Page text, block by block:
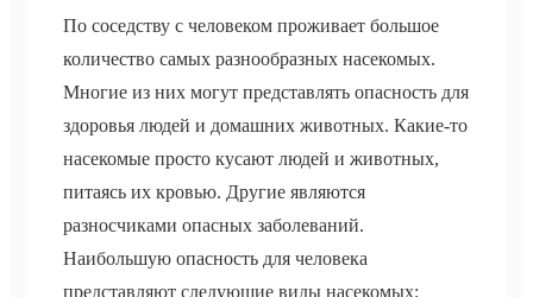
По соседству с человеком проживает большое
количество самых разнообразных насекомых.
Многие из них могут представлять опасность для
здоровья людей и домашних животных. Какие-то
насекомые просто кусают людей и животных,
питаясь их кровью. Другие являются
разносчиками опасных заболеваний.
Наибольшую опасность для человека
представляют следующие виды насекомых: